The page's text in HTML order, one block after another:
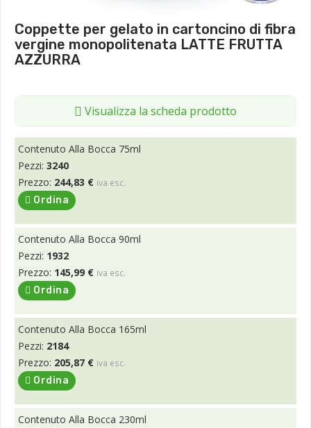
Coppette per gelato in cartoncino di fibra
vergine monopolitenata LATTE FRUTTA
AZZURRA
Visualizza la scheda prodotto
Contenuto Alla Bocca 75ml
Pezzi: 3240
Prezzo: 244,83 € iva esc.
Ordina
Contenuto Alla Bocca 90ml
Pezzi: 1932
Prezzo: 145,99 € iva esc.
Ordina
Contenuto Alla Bocca 165ml
Pezzi: 2184
Prezzo: 205,87 € iva esc.
Ordina
Contenuto Alla Bocca 230ml